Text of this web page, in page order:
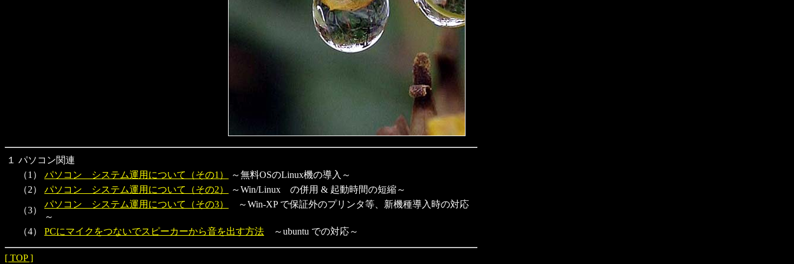
１
パソコン関連
（1）
パソコン システム運用について（その1）
～無料OSのLinux機の導入～
（2）
パソコン システム運用について（その2） ～Win/Linux の併用 & 起動時間の短縮～
（3）
パソコン システム運用について（その3）
～Win-XP で保証外のプリンタ等、新機種導入時の対応
～
（4）
PCにマイクをつないでスピーカーから音を出す方法 ～ubuntu での対応～
[ TOP ]